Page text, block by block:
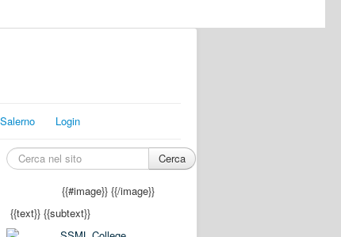
Salerno Login
Cerca
{{#image}}{{/image}}
{{text}} {{subtext}}